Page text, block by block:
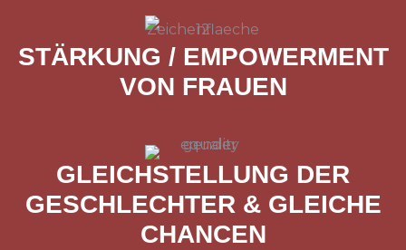
STÄRKUNG / EMPOWERMENT
VON FRAUEN
GLEICHSTELLUNG DER
GESCHLECHTER & GLEICHE
CHANCEN